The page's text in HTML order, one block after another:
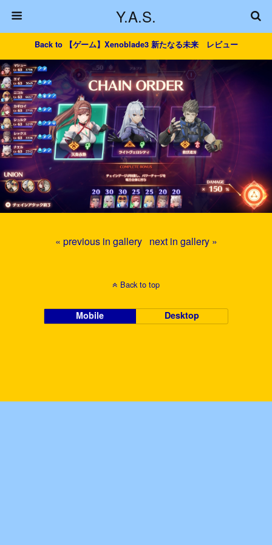
Y.A.S.
Back to 【ゲーム】Xenoblade3 新たなる未来 レビュー
« previous in gallery next in gallery »
Back to top
Mobile Desktop